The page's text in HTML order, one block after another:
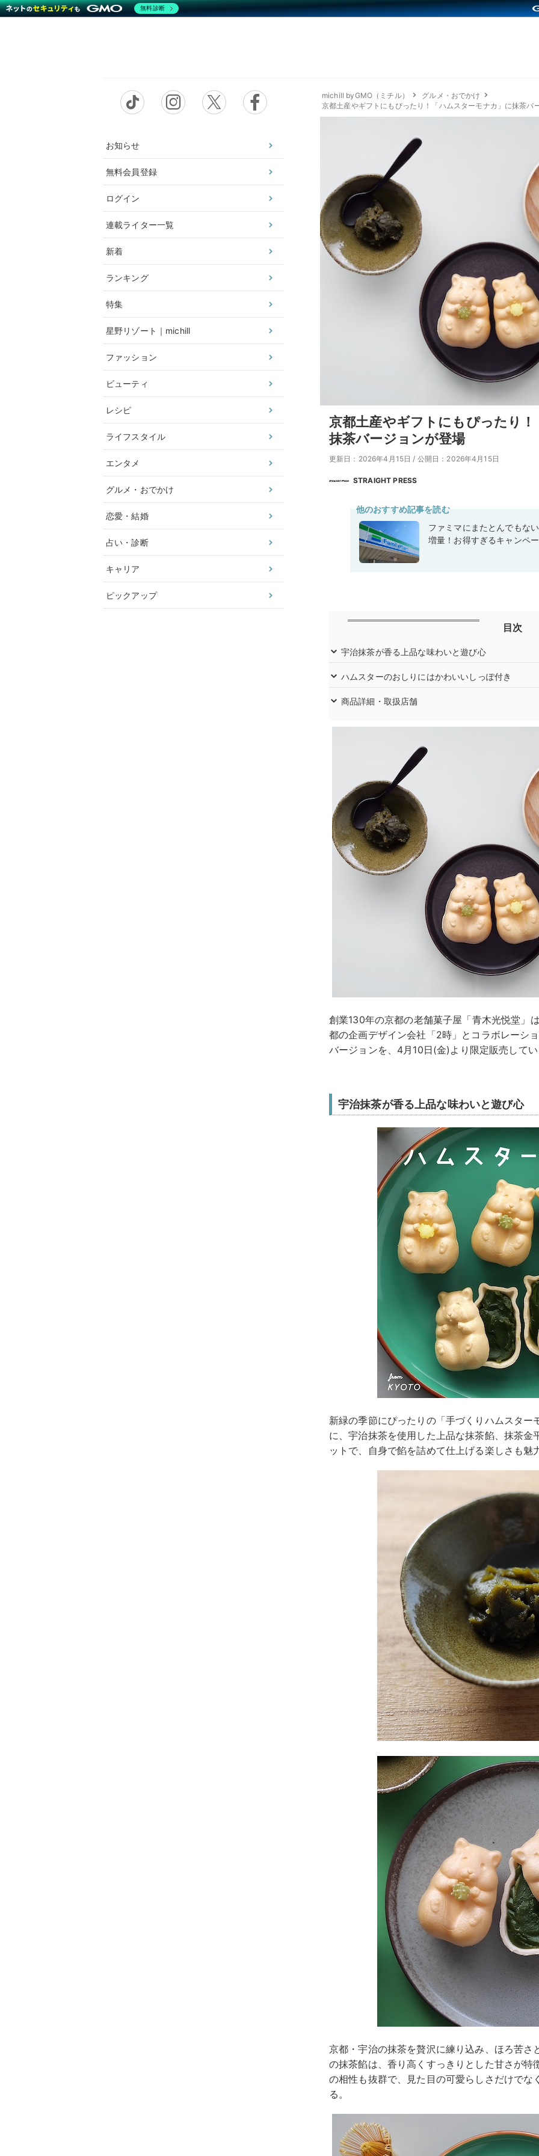
お知らせ
無料会員登録
ログイン
連載ライター一覧
新着
ランキング
特集
星野リゾート｜michill
ファッション
ビューティ
レシピ
ライフスタイル
エンタメ
グルメ・おでかけ
恋愛・結婚
占い・診断
キャリア
ピックアップ
michill byGMO（ミチル）
グルメ・おでかけ
京都土産やギフトにもぴったり！「ハムスターモナカ」に抹茶バ
京都土産やギフトにもぴったり
抹茶バージョンが登場
更新日：2026年4月15日 / 公開日：2026年4月15日
STRAIGHT PRESS
他のおすすめ記事を読む
ファミマにまたとんでもな
増量！お得すぎるキャンペ
目次
宇治抹茶が香る上品な味わいと遊び心
ハムスターのおしりにはかわいいしっぽ付き
商品詳細・取扱店舗
創業130年の京都の老舗菓子屋「青木光悦堂」
都の企画デザイン会社「2時」とコラボレーシ
バージョンを、4月10日(金)より限定販売して
宇治抹茶が香る上品な味わいと遊び心
新緑の季節にぴったりの「手づくりハムスタ
に、宇治抹茶を使用した上品な抹茶餡、抹茶
ットで、自身で餡を詰めて仕上げる楽しさも魅
京都・宇治の抹茶を贅沢に練り込み、ほろ苦さ
の抹茶餡は、香り高くすっきりとした甘さが特
の相性も抜群で、見た目の可愛らしさだけでな
る。
無料診断